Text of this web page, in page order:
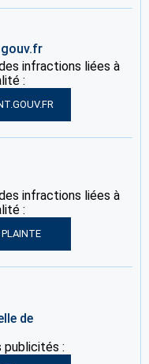
infractions liées à
:
infractions liées à
:
PLAINTE
de
publicités :